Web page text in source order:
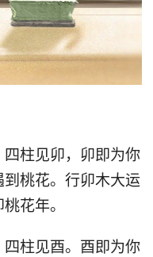
柱见卯，卯即为你
桃花。行卯木大运
花年。
柱见酉。酉即为你